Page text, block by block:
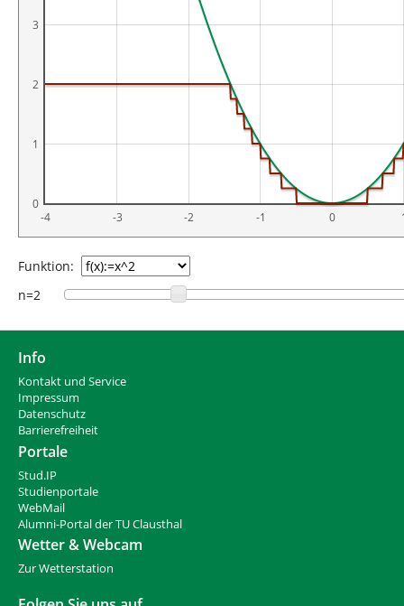
-4 -3 -2 -1 0
0
1
2
3
Funktion:
n=2
Info
Kontakt und Service
Impressum
Datenschutz
Barrierefreiheit
Portale
Stud.IP
Studienportale
WebMail
Alumni-Portal der TU Clausthal
Wetter & Webcam
Zur Wetterstation